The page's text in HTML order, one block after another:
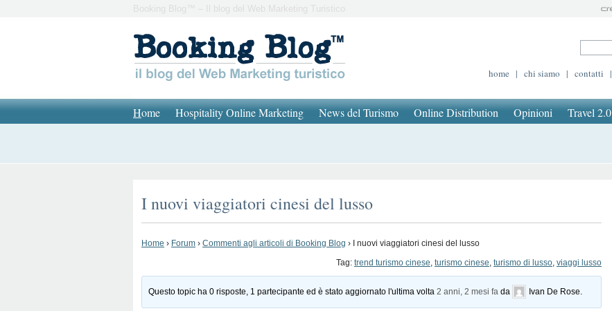
Booking Blog™ – Il blog del Web Marketing Turistico
home | chi siamo | contatti |
Home Hospitality Online Marketing News del Turismo Online Distribution Opinioni Travel 2.0
I nuovi viaggiatori cinesi del lusso
Home › Forum › Commenti agli articoli di Booking Blog ›
I nuovi viaggiatori cinesi del lusso
Tag: trend turismo cinese, turismo cinese, turismo di lusso, viaggi lusso
Questo topic ha 0 risposte, 1 partecipante ed è stato aggiornato l'ultima volta2 anni, 2 mesi fa da Ivan De Rose